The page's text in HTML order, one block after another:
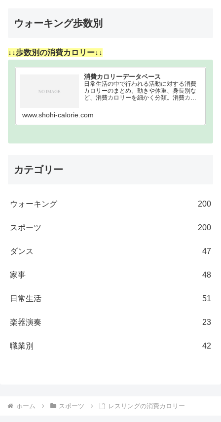
ウォーキング歩数別
↓↓歩数別の消費カロリー↓↓
消費カロリーデータベース
日常生活の中で行われる活動に対する消費
カロリーのまとめ。動きや体重、身長別な
ど、消費カロリーを細かく分類。消費カロ
600歩700歩800歩900歩10…
www.shohi-calorie.com
カテゴリー
ウォーキング 200
スポーツ 200
ダンス 47
家事 48
日常生活 51
楽器演奏 23
職業別 42
ホーム スポーツ レスリングの消費カロリー